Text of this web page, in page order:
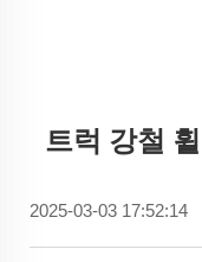
트럭 강철
2025-03-03 17:52:14